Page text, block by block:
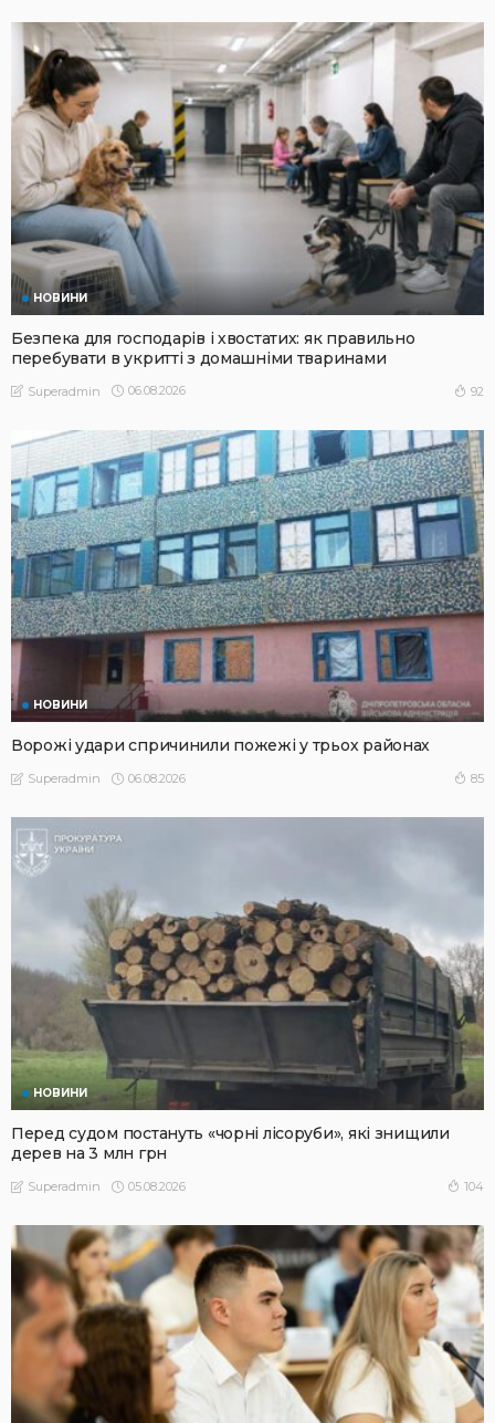
НОВИНИ
Безпека для господарів і хвостатих: як правильно
перебувати в укритті з домашніми тваринами
Superadmin 06.08.2026 92
НОВИНИ
Ворожі удари спричинили пожежі у трьох районах
Superadmin 06.08.2026 85
НОВИНИ
Перед судом постануть «чорні лісоруби», які знищили
дерев на 3 млн грн
Superadmin 05.08.2026 104